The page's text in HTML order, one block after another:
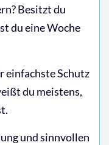
Besitzt du
du eine Woche
einfachste Schutz
du meistens,
und sinnvollen